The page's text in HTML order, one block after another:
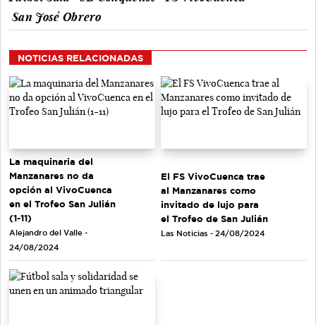
San José Obrero
NOTICIAS RELACIONADAS
La maquinaria del
Manzanares no da
opción al VivoCuenca
en el Trofeo San Julián
(1-11)
Alejandro del Valle -
24/08/2024
El FS VivoCuenca trae
al Manzanares como
invitado de lujo para
el Trofeo de San Julián
Las Noticias - 24/08/2024